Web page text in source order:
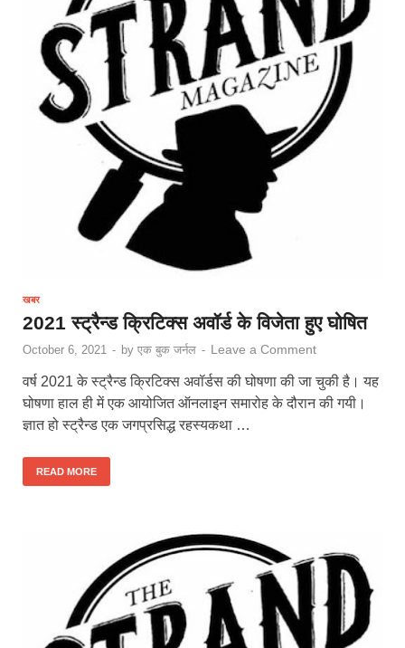
खबर
2021 स्ट्रैन्ड क्रिटिक्स अवॉर्ड के विजेता हुए घोषित
October 6, 2021 - by एक बुक जर्नल - Leave a Comment
वर्ष 2021 के स्ट्रैन्ड क्रिटिक्स अवॉर्डस की घोषणा की जा चुकी है। यह
घोषणा हाल ही में एक आयोजित ऑनलाइन समारोह के दौरान की गयी।
ज्ञात हो स्ट्रैन्ड एक जगप्रसिद्ध रहस्यकथा …
READ MORE